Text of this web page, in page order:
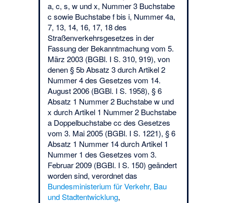
a, c, s, w und x, Nummer 3 Buchstabe
c sowie Buchstabe f bis i, Nummer 4a,
7, 13, 14, 16, 17, 18 des
Straßenverkehrsgesetzes in der
Fassung der Bekanntmachung vom 5.
März 2003 (BGBl. I S. 310, 919), von
denen § 5b Absatz 3 durch Artikel 2
Nummer 4 des Gesetzes vom 14.
August 2006 (BGBl. I S. 1958), § 6
Absatz 1 Nummer 2 Buchstabe w und
x durch Artikel 1 Nummer 2 Buchstabe
a Doppelbuchstabe cc des Gesetzes
vom 3. Mai 2005 (BGBl. I S. 1221), § 6
Absatz 1 Nummer 14 durch Artikel 1
Nummer 1 des Gesetzes vom 3.
Februar 2009 (BGBl. I S. 150) geändert
worden sind, verordnet das
Bundesministerium für Verkehr, Bau
und Stadtentwicklung,